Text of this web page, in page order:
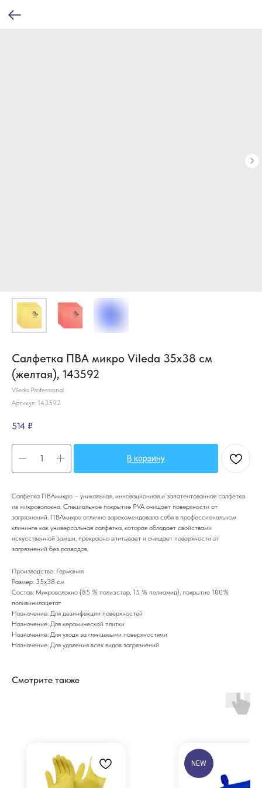
Салфетка ПВА микро Vileda 35х38 см
(желтая), 143592
Vileda Professional
Артикул: 143592
514 ₽
В корзину
Салфетка ПВАмикро – уникальная, инновационная и запатентованная салфетка
из микроволокна. Специальное покрытие PVA очищает поверхности от
загрязнений. ПВАмикро отлично зарекомендовала себя в профессиональном
клининге как универсальная салфетка, которая обладает свойствами
искусственной замши, прекрасно впитывает и очищает поверхности от
загрязнений без разводов.
Производство: Германия
Размер: 35х38 см
Состав: Микроволокно (85 % полиэстер, 15 % полиамид), покрытие 100%
поливинилацетат
Назначение: Для дезинфекции поверхностей
Назначение: Для керамической плитки
Назначение: Для уходя за глянцевыми поверхностями
Назначение: Для удаления всех видов загрязнений
Смотрите также
NEW